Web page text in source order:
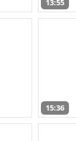
13:55
15:36